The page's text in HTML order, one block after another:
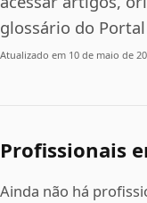
glossário do
Atualizado em 10 de maio de
Profissionais
Ainda não há